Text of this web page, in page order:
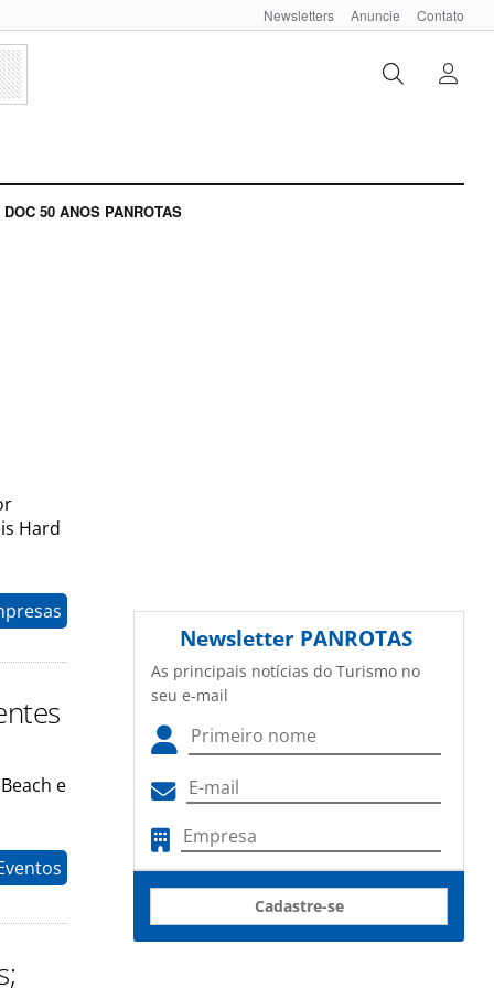
Newsletters Anuncie Contato
DOC 50 ANOS PANROTAS
Hard
e
Newsletter PANROTAS
As principais notícias do Turismo no
seu e-mail
Cadastre-se